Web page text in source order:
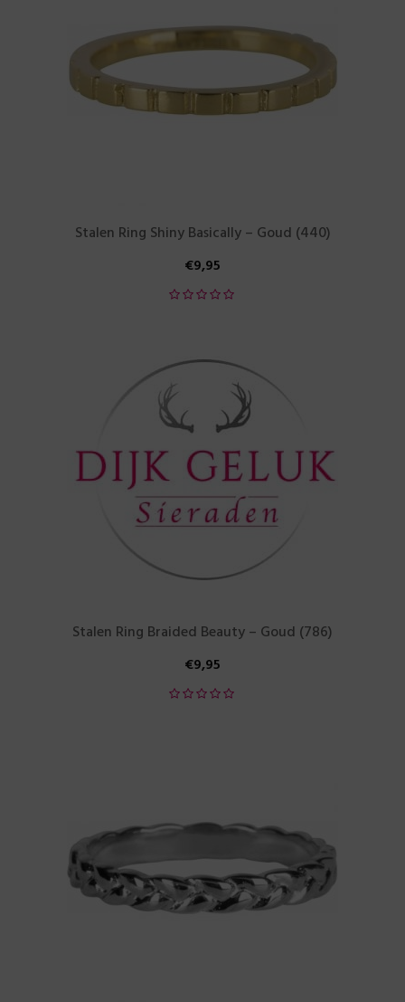
Stalen Ring Shiny Basically – Goud (440)
€9,95
Stalen Ring Braided Beauty – Goud (786)
€9,95